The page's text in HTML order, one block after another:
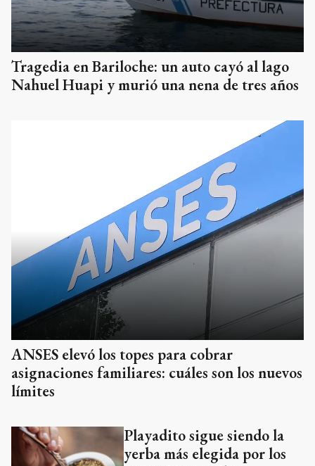
Tragedia en Bariloche: un auto cayó al lago
Nahuel Huapi y murió una nena de tres años
ANSES elevó los topes para cobrar
asignaciones familiares: cuáles son los nuevos
límites
Playadito sigue siendo la
yerba más elegida por los